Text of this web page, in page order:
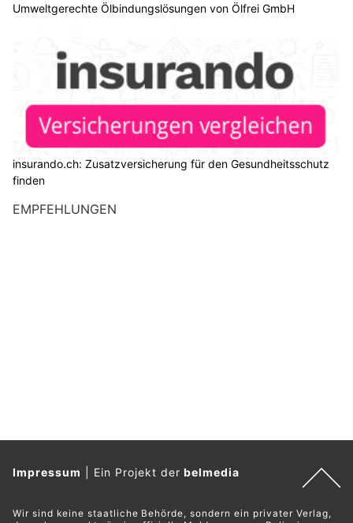
Umweltgerechte Ölbindungslösungen von Ölfrei GmbH
insurando.ch: Zusatzversicherung für den Gesundheitsschutz
finden
EMPFEHLUNGEN
Impressum Ein Projekt derbelmedia
Wir sind keine staatliche Behörde, sondern ein privater Verlag,